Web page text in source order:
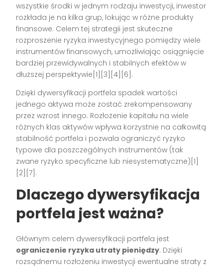
wszystkie środki w jednym rodzaju inwestycji, inwestor
rozkłada je na kilka grup, lokując w różne produkty
finansowe. Celem tej strategii jest skuteczne
rozproszenie ryzyka inwestycyjnego pomiędzy wiele
instrumentów finansowych, umożliwiając osiągnięcie
bardziej przewidywalnych i stabilnych efektów w
dłuższej perspektywie[1][3][4][6].
Dzięki dywersyfikacji portfela spadek wartości
jednego aktywa może zostać zrekompensowany
przez wzrost innego. Rozłożenie kapitału na wiele
różnych klas aktywów wpływa korzystnie na całkowitą
stabilność portfela i pozwala ograniczyć ryzyko
typowe dla poszczególnych instrumentów (tak
zwane ryzyko specyficzne lub niesystematyczne)[1]
[2][7].
Dlaczego dywersyfikacja
portfela jest ważna?
Głównym celem dywersyfikacji portfela jest
ograniczenie ryzyka utraty pieniędzy. Dzięki
rozsądnemu rozłożeniu inwestycji ewentualne straty z